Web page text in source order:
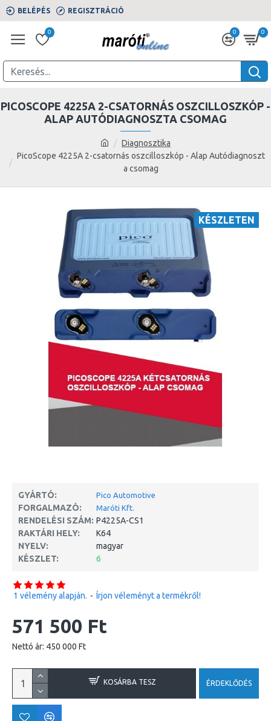
BELÉPÉS REGISZTRÁCIÓ
0 0 0
Diagnosztika
PicoScope 4225A 2-csatornás oszcilloszkóp - Alap Autódiagnoszt
a csomag
PICOSCOPE 4225A 2-CSATORNÁS OSZCILLOSZKÓP -
ALAP AUTÓDIAGNOSZTA CSOMAG
KÉSZLETEN
GYÁRTÓ: Pico Automotive
FORGALMAZÓ: Maróti Kft.
RENDELÉSI SZÁM: P4225A-CS1
RAKTÁRI HELY:
K64
NYELV:
magyar
KÉSZLET:
6
1 vélemény alapján. - Írjon véleményt a termékről!
571 500 Ft
Nettó ár: 450 000 Ft
KOSÁRBA TESZ ÉRDEKLŐDÉS